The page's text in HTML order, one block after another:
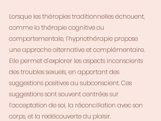
Lorsque les thérapies traditionnelles échouent,
comme la thérapie cognitive ou
comportementale, l’hypnothérapie propose
une approche alternative et complémentaire.
Elle permet d’explorer les aspects inconscients
des troubles sexuels, en apportant des
suggestions positives au subconscient. Ces
suggestions sont souvent centrées sur
l’acceptation de soi, la réconciliation avec son
corps, et la redécouverte du plaisir.